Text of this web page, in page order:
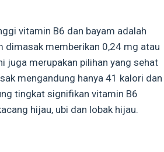
vitamin B6 dan bayam adalah
dimasak memberikan 0,24 mg atau
juga merupakan pilihan yang sehat
mengandung hanya 41 kalori dan
tingkat signifikan vitamin B6
hijau, ubi dan lobak hijau.